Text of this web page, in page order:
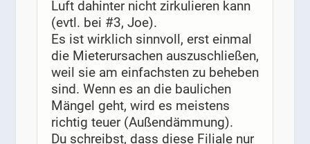
Luft dahinter nicht zirkulieren kann
(evtl. bei #3, Joe).
Es ist wirklich sinnvoll, erst einmal
die Mieterursachen auszuschließen,
weil sie am einfachsten zu beheben
sind. Wenn es an die baulichen
Mängel geht, wird es meistens
richtig teuer (Außendämmung).
Du schreibst, dass diese Filiale nur